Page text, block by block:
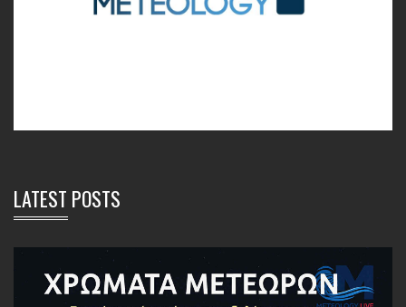
LATEST POSTS